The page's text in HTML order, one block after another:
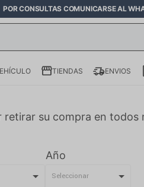
POR CONSULTAS COMUNICARSE AL
TIENDAS ENVIOS
su compra en todos
Año